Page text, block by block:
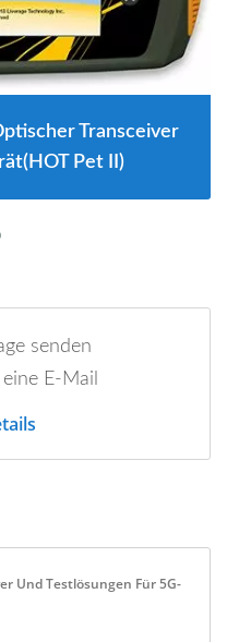
Transceiver
Pet II)
senden
E-Mail
Und Testlösungen Für 5G-